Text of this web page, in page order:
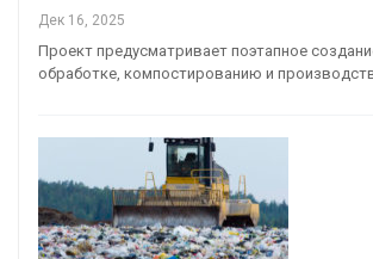
Дек 16, 2025
Проект предусматривает поэтапное
обработке, компостированию и